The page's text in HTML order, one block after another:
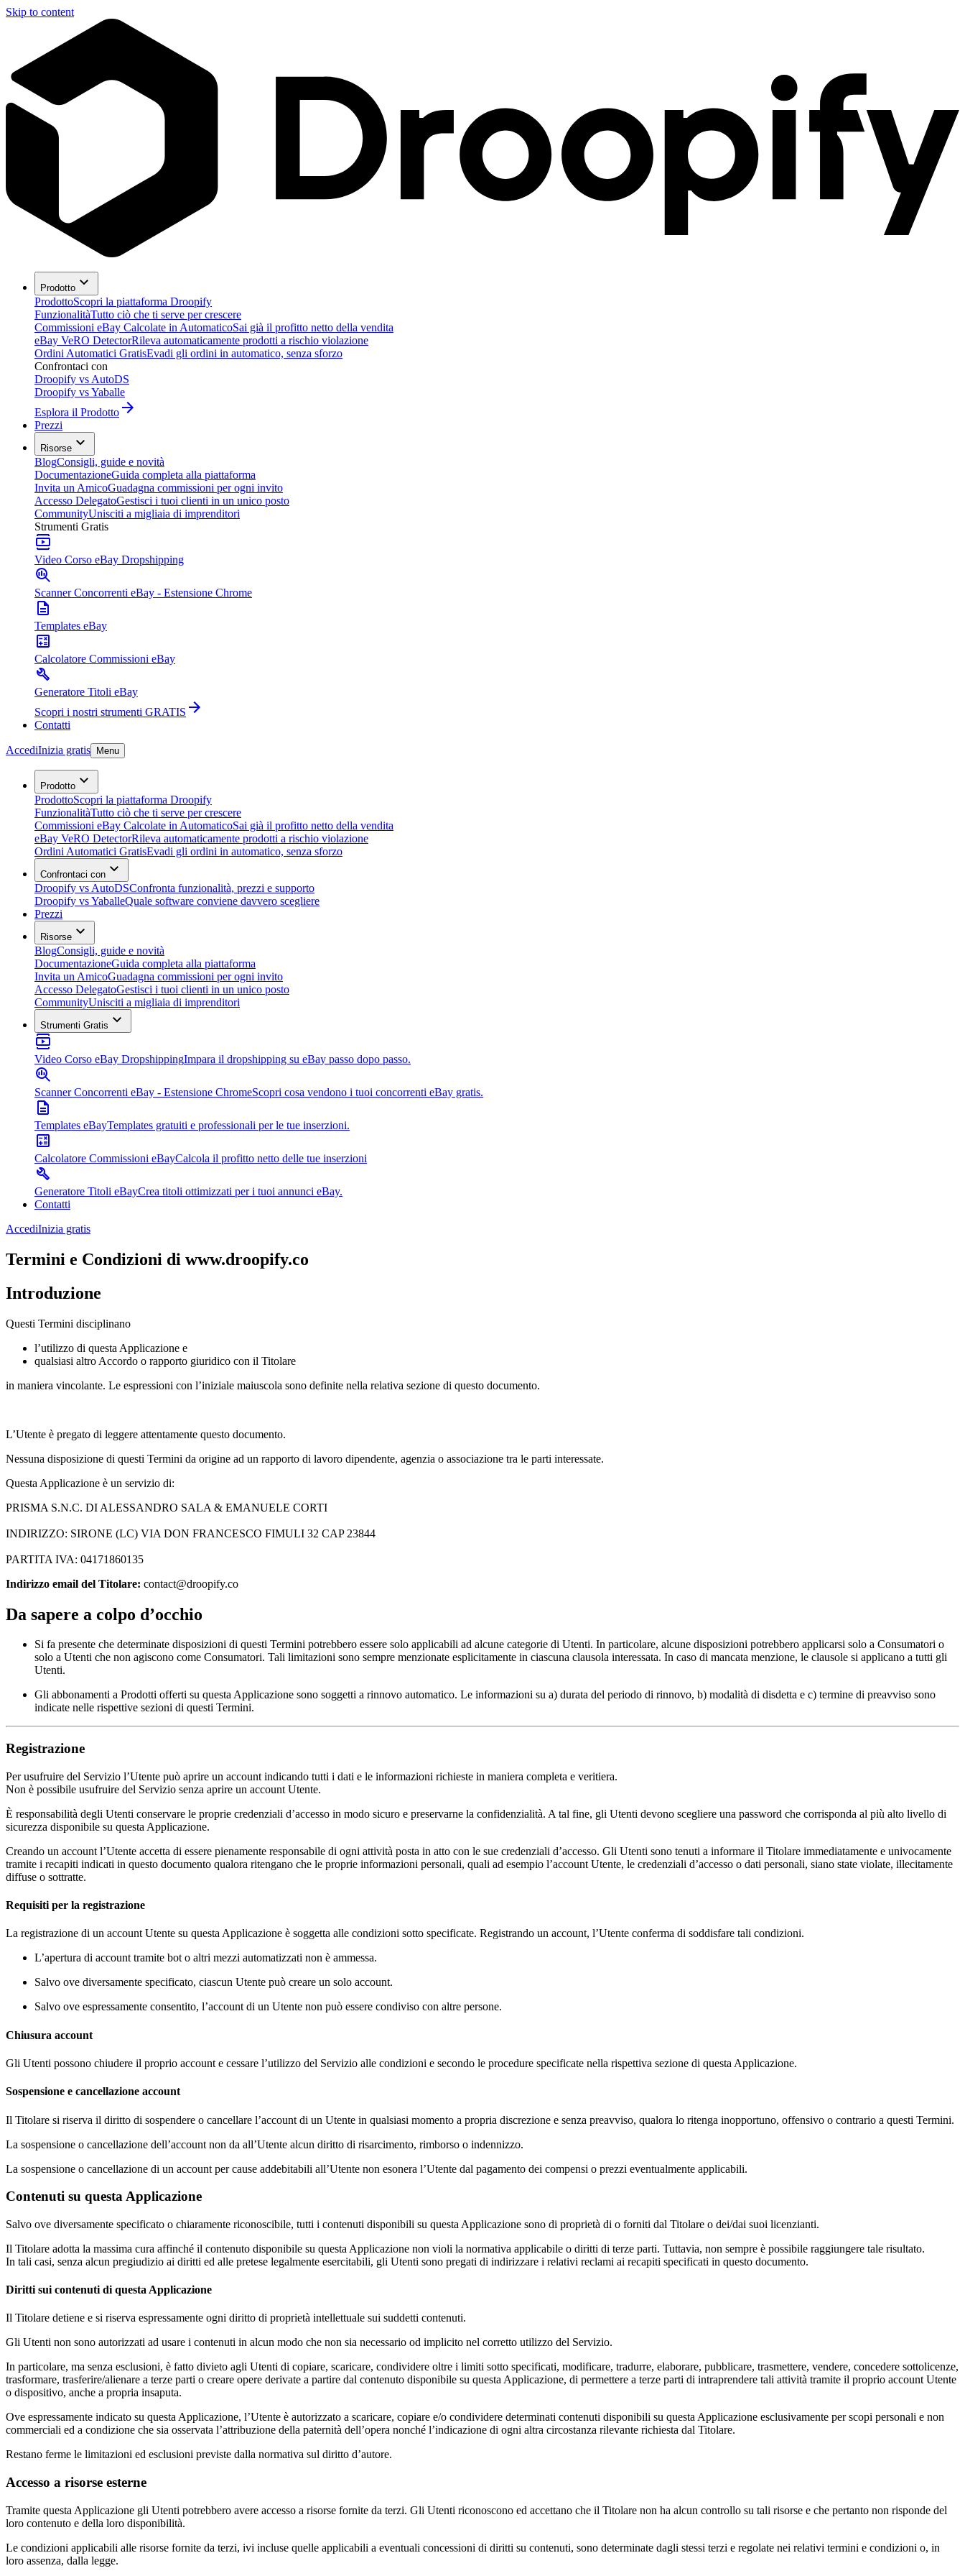
Skip to content
Prodotto
ProdottoScopri la piattaforma Droopify
FunzionalitàTutto ciò che ti serve per crescere
Commissioni eBay Calcolate in AutomaticoSai già il profitto netto della vendita
eBay VeRO DetectorRileva automaticamente prodotti a rischio violazione
Ordini Automatici GratisEvadi gli ordini in automatico, senza sforzo
Confrontaci con
Droopify vs AutoDS
Droopify vs Yaballe
Esplora il Prodotto
Prezzi
Risorse
BlogConsigli, guide e novità
DocumentazioneGuida completa alla piattaforma
Invita un AmicoGuadagna commissioni per ogni invito
Accesso DelegatoGestisci i tuoi clienti in un unico posto
CommunityUnisciti a migliaia di imprenditori
Strumenti Gratis
Video Corso eBay Dropshipping
Scanner Concorrenti eBay - Estensione Chrome
Templates eBay
Calcolatore Commissioni eBay
Generatore Titoli eBay
Scopri i nostri strumenti GRATIS
Contatti
AccediInizia gratis Menu
Prodotto
ProdottoScopri la piattaforma Droopify
FunzionalitàTutto ciò che ti serve per crescere
Commissioni eBay Calcolate in AutomaticoSai già il profitto netto della vendita
eBay VeRO DetectorRileva automaticamente prodotti a rischio violazione
Ordini Automatici GratisEvadi gli ordini in automatico, senza sforzo
Confrontaci con
Droopify vs AutoDSConfronta funzionalità, prezzi e supporto
Droopify vs YaballeQuale software conviene davvero scegliere
Prezzi
Risorse
BlogConsigli, guide e novità
DocumentazioneGuida completa alla piattaforma
Invita un AmicoGuadagna commissioni per ogni invito
Accesso DelegatoGestisci i tuoi clienti in un unico posto
CommunityUnisciti a migliaia di imprenditori
Strumenti Gratis
Video Corso eBay DropshippingImpara il dropshipping su eBay passo dopo passo.
Scanner Concorrenti eBay - Estensione ChromeScopri cosa vendono i tuoi concorrenti eBay gratis.
Templates eBayTemplates gratuiti e professionali per le tue inserzioni.
Calcolatore Commissioni eBayCalcola il profitto netto delle tue inserzioni
Generatore Titoli eBayCrea titoli ottimizzati per i tuoi annunci eBay.
Contatti
AccediInizia gratis
Termini e Condizioni di www.droopify.co
Introduzione
Questi Termini disciplinano
l’utilizzo di questa Applicazione e
qualsiasi altro Accordo o rapporto giuridico con il Titolare
in maniera vincolante. Le espressioni con l’iniziale maiuscola sono definite nella relativa sezione di questo documento.
L’Utente è pregato di leggere attentamente questo documento.
Nessuna disposizione di questi Termini da origine ad un rapporto di lavoro dipendente, agenzia o associazione tra le parti interessate.
Questa Applicazione è un servizio di:
PRISMA S.N.C. DI ALESSANDRO SALA & EMANUELE CORTI
INDIRIZZO: SIRONE (LC) VIA DON FRANCESCO FIMULI 32 CAP 23844
PARTITA IVA: 04171860135
Indirizzo email del Titolare: contact@droopify.co
Da sapere a colpo d’occhio
Si fa presente che determinate disposizioni di questi Termini potrebbero essere solo applicabili ad alcune categorie di Utenti. In particolare, alcune disposizioni potrebbero applicarsi solo a Consumatori o
solo a Utenti che non agiscono come Consumatori. Tali limitazioni sono sempre menzionate esplicitamente in ciascuna clausola interessata. In caso di mancata menzione, le clausole si applicano a tutti gli
Utenti.
Gli abbonamenti a Prodotti offerti su questa Applicazione sono soggetti a rinnovo automatico. Le informazioni su a) durata del periodo di rinnovo, b) modalità di disdetta e c) termine di preavviso sono
indicate nelle rispettive sezioni di questi Termini.
Registrazione
Per usufruire del Servizio l’Utente può aprire un account indicando tutti i dati e le informazioni richieste in maniera completa e veritiera.
Non è possibile usufruire del Servizio senza aprire un account Utente.
È responsabilità degli Utenti conservare le proprie credenziali d’accesso in modo sicuro e preservarne la confidenzialità. A tal fine, gli Utenti devono scegliere una password che corrisponda al più alto livello di
sicurezza disponibile su questa Applicazione.
Creando un account l’Utente accetta di essere pienamente responsabile di ogni attività posta in atto con le sue credenziali d’accesso. Gli Utenti sono tenuti a informare il Titolare immediatamente e univocamente
tramite i recapiti indicati in questo documento qualora ritengano che le proprie informazioni personali, quali ad esempio l’account Utente, le credenziali d’accesso o dati personali, siano state violate, illecitamente
diffuse o sottratte.
Requisiti per la registrazione
La registrazione di un account Utente su questa Applicazione è soggetta alle condizioni sotto specificate. Registrando un account, l’Utente conferma di soddisfare tali condizioni.
L’apertura di account tramite bot o altri mezzi automatizzati non è ammessa.
Salvo ove diversamente specificato, ciascun Utente può creare un solo account.
Salvo ove espressamente consentito, l’account di un Utente non può essere condiviso con altre persone.
Chiusura account
Gli Utenti possono chiudere il proprio account e cessare l’utilizzo del Servizio alle condizioni e secondo le procedure specificate nella rispettiva sezione di questa Applicazione.
Sospensione e cancellazione account
Il Titolare si riserva il diritto di sospendere o cancellare l’account di un Utente in qualsiasi momento a propria discrezione e senza preavviso, qualora lo ritenga inopportuno, offensivo o contrario a questi Termini.
La sospensione o cancellazione dell’account non da all’Utente alcun diritto di risarcimento, rimborso o indennizzo.
La sospensione o cancellazione di un account per cause addebitabili all’Utente non esonera l’Utente dal pagamento dei compensi o prezzi eventualmente applicabili.
Contenuti su questa Applicazione
Salvo ove diversamente specificato o chiaramente riconoscibile, tutti i contenuti disponibili su questa Applicazione sono di proprietà di o forniti dal Titolare o dei/dai suoi licenzianti.
Il Titolare adotta la massima cura affinché il contenuto disponibile su questa Applicazione non violi la normativa applicabile o diritti di terze parti. Tuttavia, non sempre è possibile raggiungere tale risultato.
In tali casi, senza alcun pregiudizio ai diritti ed alle pretese legalmente esercitabili, gli Utenti sono pregati di indirizzare i relativi reclami ai recapiti specificati in questo documento.
Diritti sui contenuti di questa Applicazione
Il Titolare detiene e si riserva espressamente ogni diritto di proprietà intellettuale sui suddetti contenuti.
Gli Utenti non sono autorizzati ad usare i contenuti in alcun modo che non sia necessario od implicito nel corretto utilizzo del Servizio.
In particolare, ma senza esclusioni, è fatto divieto agli Utenti di copiare, scaricare, condividere oltre i limiti sotto specificati, modificare, tradurre, elaborare, pubblicare, trasmettere, vendere, concedere sottolicenze,
trasformare, trasferire/alienare a terze parti o creare opere derivate a partire dal contenuto disponibile su questa Applicazione, di permettere a terze parti di intraprendere tali attività tramite il proprio account Utente
o dispositivo, anche a propria insaputa.
Ove espressamente indicato su questa Applicazione, l’Utente è autorizzato a scaricare, copiare e/o condividere determinati contenuti disponibili su questa Applicazione esclusivamente per scopi personali e non
commerciali ed a condizione che sia osservata l’attribuzione della paternità dell’opera nonché l’indicazione di ogni altra circostanza rilevante richiesta dal Titolare.
Restano ferme le limitazioni ed esclusioni previste dalla normativa sul diritto d’autore.
Accesso a risorse esterne
Tramite questa Applicazione gli Utenti potrebbero avere accesso a risorse fornite da terzi. Gli Utenti riconoscono ed accettano che il Titolare non ha alcun controllo su tali risorse e che pertanto non risponde del
loro contenuto e della loro disponibilità.
Le condizioni applicabili alle risorse fornite da terzi, ivi incluse quelle applicabili a eventuali concessioni di diritti su contenuti, sono determinate dagli stessi terzi e regolate nei relativi termini e condizioni o, in
loro assenza, dalla legge.